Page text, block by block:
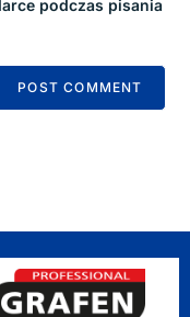
podczas pisania